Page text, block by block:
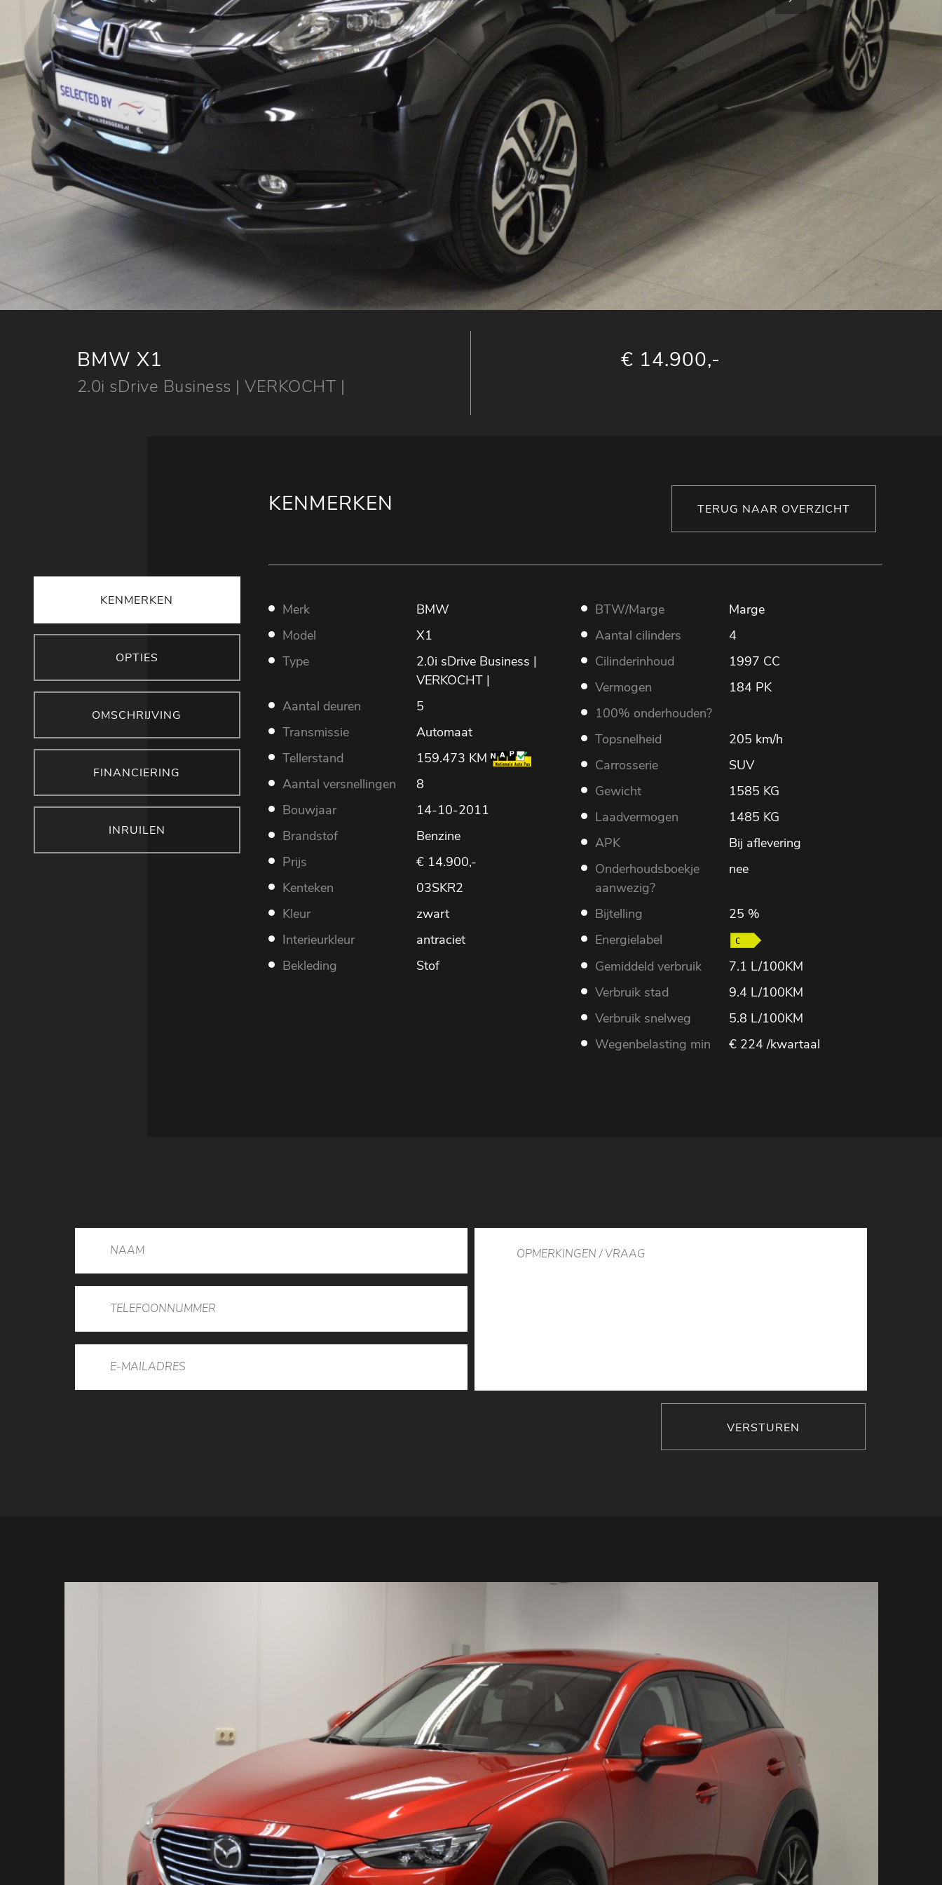
BMW X1
2.0i sDrive Business | VERKOCHT |
€ 14.900,-
TERUG NAAR OVERZICHT
KENMERKEN
OPTIES
OMSCHRIJVING
FINANCIERING
INRUILEN
KENMERKEN
Merk
BMW
Model
X1
Type
2.0i sDrive Business |
VERKOCHT |
Aantal deuren
5
Transmissie
Automaat
Tellerstand
159.473 KM
Aantal versnellingen
8
Bouwjaar
14-10-2011
Brandstof
Benzine
Prijs
€ 14.900,-
Kenteken
03SKR2
Kleur
zwart
Interieurkleur
antraciet
Bekleding
Stof
BTW/Marge
Marge
Aantal cilinders
4
Cilinderinhoud
1997 CC
Vermogen
184 PK
100% onderhouden?
Topsnelheid
205 km/h
Carrosserie
SUV
Gewicht
1585 KG
Laadvermogen
1485 KG
APK
Bij aflevering
Onderhoudsboekje
aanwezig?
nee
Bijtelling
25 %
Energielabel
Gemiddeld verbruik
7.1 L/100KM
Verbruik stad
9.4 L/100KM
Verbruik snelweg
5.8 L/100KM
Wegenbelasting min
€ 224 /kwartaal
VERSTUREN